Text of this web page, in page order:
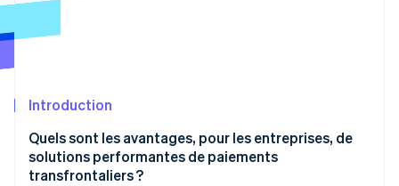
Stripe Sessions 2026
Découvrez comment Stripe construit l’infrastructure
Regarder la vidéo
Introduction
Quels sont les avantages, pour les entreprises, de
solutions performantes de paiements
transfrontaliers ?